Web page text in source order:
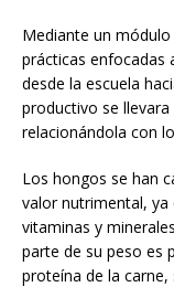
Mediante un
prácticas enfocadas
desde la escuela
productivo se
relacionándola con
Los hongos se han
valor nutrimental,
vitaminas y
parte de su peso es
proteína de la